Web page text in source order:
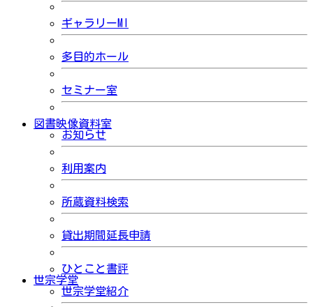
ギャラリーMI
多目的ホール
セミナー室
図書映像資料室
お知らせ
利用案内
所蔵資料検索
貸出期間延長申請
ひとこと書評
世宗学堂
世宗学堂紹介